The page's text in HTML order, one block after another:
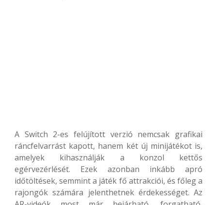
A Switch 2-es felújított verzió nemcsak grafikai
ráncfelvarrást kapott, hanem két új minijátékot is,
amelyek kihasználják a konzol kettős
egérvezérlését. Ezek azonban inkább apró
időtöltések, semmint a játék fő attrakciói, és főleg a
rajongók számára jelenthetnek érdekességet. Az